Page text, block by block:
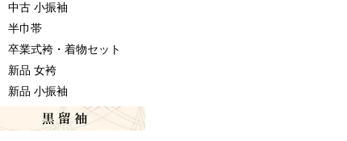
中古 小振袖
半巾帯
卒業式袴・着物セット
新品 女袴
新品 小振袖